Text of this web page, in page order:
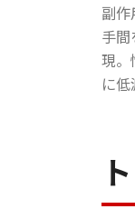
副
手
現。
に低